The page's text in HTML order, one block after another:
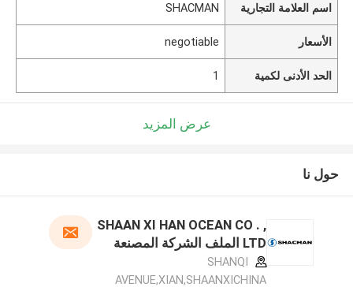
اسم العلامة التجارية SHACMAN
الأسعار negotiable
الحد الأدنى لكمية 1
عرض المزيد
حول نا
SHAAN XI HAN OCEAN CO . ,
LTD الملف الشركة المصنعة
SHANQI
AVENUE,XIAN,SHAANXICHINA